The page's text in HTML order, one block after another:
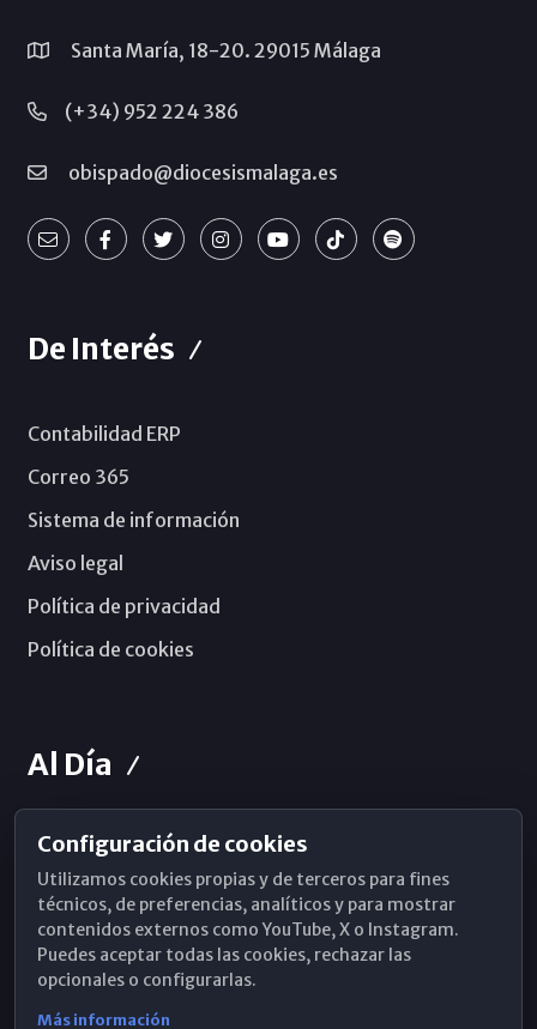
Santa María, 18-20. 29015 Málaga
(+34) 952 224 386
obispado@diocesismalaga.es
De Interés
Contabilidad ERP
Correo 365
Sistema de información
Aviso legal
Política de privacidad
Política de cookies
Al Día
Horarios de Misa
Hemeroteca
WhatsApp
Configuración de cookies
Utilizamos cookies propias y de terceros para fines
técnicos, de preferencias, analíticos y para mostrar
contenidos externos como YouTube, X o Instagram.
Puedes aceptar todas las cookies, rechazar las
opcionales o configurarlas.
Más información